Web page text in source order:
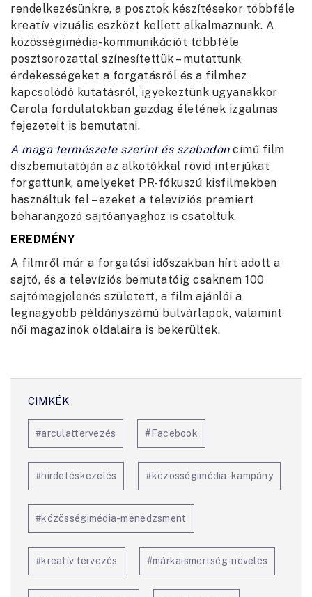
rendelkezésünkre, a posztok készítésekor többféle
kreatív vizuális eszközt kellett alkalmaznunk. A
közösségimédia-kommunikációt többféle
posztsorozattal színesítettük – mutattunk
érdekességeket a forgatásról és a filmhez
kapcsolódó kutatásról, igyekeztünk ugyanakkor
Carola fordulatokban gazdag életének izgalmas
fejezeteit is bemutatni.
A maga természete szerint és szabadoncímű film
díszbemutatóján az alkotókkal rövid interjúkat
forgattunk, amelyeket PR-fókuszú kisfilmekben
használtuk fel – ezeket a televíziós premiert
beharangozó sajtóanyaghoz is csatoltuk.
EREDMÉNY
A filmről már a forgatási időszakban hírt adott a
sajtó, és a televíziós bemutatóig csaknem 100
sajtómegjelenés született, a film ajánlói a
legnagyobb példányszámú bulvárlapok, valamint
női magazinok oldalaira is bekerültek.
#arculattervezés #Facebook
#hirdetéskezelés #közösségimédia-kampány
#közösségimédia-menedzsment
#kreatív tervezés #márkaismertség-növelés